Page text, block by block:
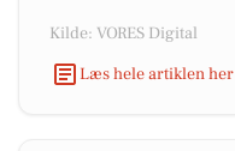
Kilde: VORES Digital
Læs hele artiklen her